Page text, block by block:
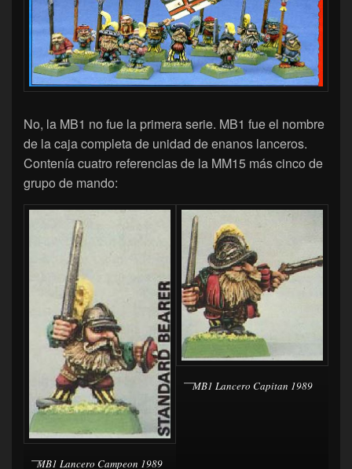
No, la MB1 no fue la primera serie. MB1 fue el nombre
de la caja completa de unidad de enanos lanceros.
Contenía cuatro referencias de la MM15 más cinco de
grupo de mando:
MB1 Lancero Campeon 1989
MB1 Lancero Capitan 1989